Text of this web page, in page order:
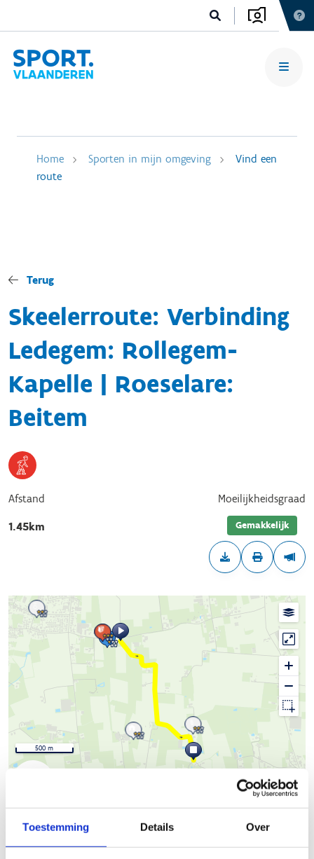
Toestemming Details Over
Home Sporten in mijn omgeving
Vind een
route
Terug
Skeelerroute: Verbinding
Ledegem: Rollegem-
Kapelle | Roeselare:
Beitem
Afstand
1.45km
Moeilijkheidsgraad
Gemakkelijk
© OpenStreetMap contributors
500 m
Beschrijving van de route